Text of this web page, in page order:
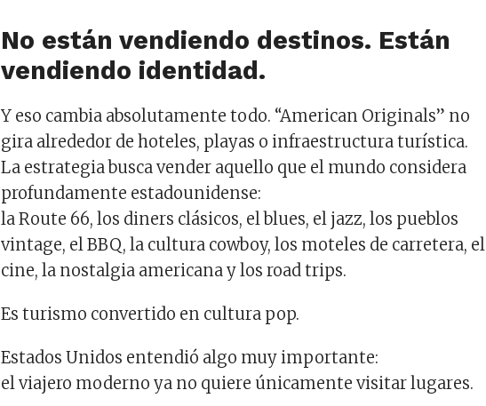
No están vendiendo destinos. Están
vendiendo identidad.
Y eso cambia absolutamente todo. “American Originals” no
gira alrededor de hoteles, playas o infraestructura turística.
La estrategia busca vender aquello que el mundo considera
profundamente estadounidense:
la Route 66, los diners clásicos, el blues, el jazz, los pueblos
vintage, el BBQ, la cultura cowboy, los moteles de carretera, el
cine, la nostalgia americana y los road trips.
Es turismo convertido en cultura pop.
Estados Unidos entendió algo muy importante:
el viajero moderno ya no quiere únicamente visitar lugares.